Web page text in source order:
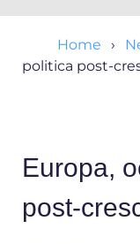
Home
politica post-
Europa,
post-